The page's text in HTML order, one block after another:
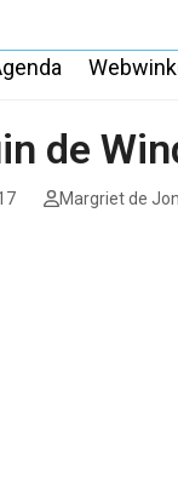
de
Margriet de